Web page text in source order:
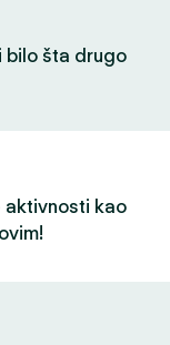
bilo šta drugo
aktivnosti kao